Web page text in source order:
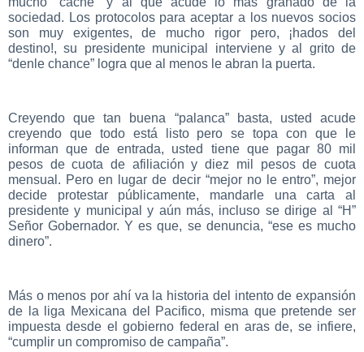
sociedad. Los protocolos para aceptar a los nuevos socios
son muy exigentes, de mucho rigor pero, ¡hados del
destino!, su presidente municipal interviene y al grito de
“denle chance” logra que al menos le abran la puerta.
Creyendo que tan buena “palanca” basta, usted acude
creyendo que todo está listo pero se topa con que le
informan que de entrada, usted tiene que pagar 80 mil
pesos de cuota de afiliación y diez mil pesos de cuota
mensual. Pero en lugar de decir “mejor no le entro”, mejor
decide protestar públicamente, mandarle una carta al
presidente y municipal y aún más, incluso se dirige al “H”
Señor Gobernador. Y es que, se denuncia, “ese es mucho
dinero”.
Más o menos por ahí va la historia del intento de expansión
de la liga Mexicana del Pacifico, misma que pretende ser
impuesta desde el gobierno federal en aras de, se infiere,
“cumplir un compromiso de campaña”.